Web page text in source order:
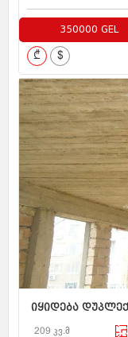
350000 GEL
₾ $
იყიდება
209 კვ.მ